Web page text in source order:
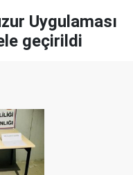
Uygulaması
geçirildi